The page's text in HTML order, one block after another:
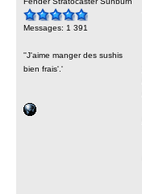
Messages: 1 391
''J'aime manger des sushis
bien frais'.'